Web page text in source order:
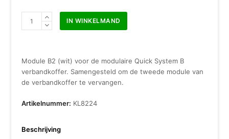
wit
t.b.v.
verbandkoffer
aantal
IN WINKELMAND
Module B2 (wit) voor de modulaire Quick System B
verbandkoffer. Samengesteld om de tweede module van
de verbandkoffer te vervangen.
Artikelnummer: KL8224
Beschrijving